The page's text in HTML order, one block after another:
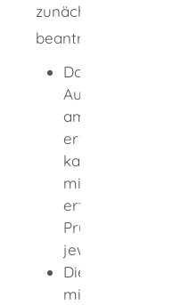
zunächst eine
beantragen.
Damit der
amtlich
erworbenen
kann, wird ihm
mit
erteilt, wenn er
Prüfung und die
jeweils mit
Die
mit Erteilung